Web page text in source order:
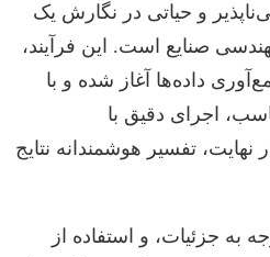
و حیاتی در نگارش یک
صنایع است. این فرآیند،
داده‌ها آغاز شده و با
اجرای دقیق با
تفسیر هوشمندانه نتایج
به جزئیات، و استفاده از